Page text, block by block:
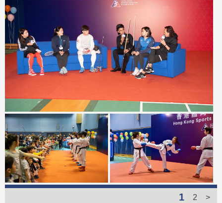
1 2 >